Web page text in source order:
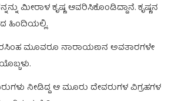
ಮೀರಾಳ ಕೃಷ್ಣ ಆವರಿಸಿಕೊಂಡಿದ್ದಾನೆ. ಕೃಷ್ಣನ
ಹಿಂದಿಯಲ್ಲಿ.
ನರಸಿಂಹ ಮೂವರೂ ನಾರಾಯಣನ ಅವತಾರಗಳೇ
ನೀಡಿದ್ದ ಆ ಮೂರು ದೇವರುಗಳ ವಿಗ್ರಹಗಳ